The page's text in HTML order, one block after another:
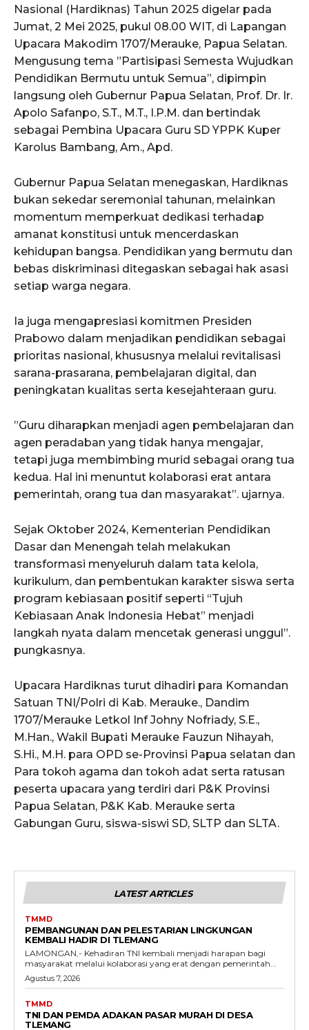
Nasional (Hardiknas) Tahun 2025 digelar pada
Jumat, 2 Mei 2025, pukul 08.00 WIT, di Lapangan
Upacara Makodim 1707/Merauke, Papua Selatan.
Mengusung tema ”Partisipasi Semesta Wujudkan
Pendidikan Bermutu untuk Semua”, dipimpin
langsung oleh Gubernur Papua Selatan, Prof. Dr. Ir.
Apolo Safanpo, S.T., M.T., I.P.M. dan bertindak
sebagai Pembina Upacara Guru SD YPPK Kuper
Karolus Bambang, Am., Apd.
Gubernur Papua Selatan menegaskan, Hardiknas
bukan sekedar seremonial tahunan, melainkan
momentum memperkuat dedikasi terhadap
amanat konstitusi untuk mencerdaskan
kehidupan bangsa. Pendidikan yang bermutu dan
bebas diskriminasi ditegaskan sebagai hak asasi
setiap warga negara.
Ia juga mengapresiasi komitmen Presiden
Prabowo dalam menjadikan pendidikan sebagai
prioritas nasional, khususnya melalui revitalisasi
sarana-prasarana, pembelajaran digital, dan
peningkatan kualitas serta kesejahteraan guru.
”Guru diharapkan menjadi agen pembelajaran dan
agen peradaban yang tidak hanya mengajar,
tetapi juga membimbing murid sebagai orang tua
kedua. Hal ini menuntut kolaborasi erat antara
pemerintah, orang tua dan masyarakat”. ujarnya.
Sejak Oktober 2024, Kementerian Pendidikan
Dasar dan Menengah telah melakukan
transformasi menyeluruh dalam tata kelola,
kurikulum, dan pembentukan karakter siswa serta
program kebiasaan positif seperti “Tujuh
Kebiasaan Anak Indonesia Hebat” menjadi
langkah nyata dalam mencetak generasi unggul”.
pungkasnya.
Upacara Hardiknas turut dihadiri para Komandan
Satuan TNI/Polri di Kab. Merauke., Dandim
1707/Merauke Letkol Inf Johny Nofriady, S.E.,
M.Han., Wakil Bupati Merauke Fauzun Nihayah,
S.Hi., M.H. para OPD se-Provinsi Papua selatan dan
Para tokoh agama dan tokoh adat serta ratusan
peserta upacara yang terdiri dari P&K Provinsi
Papua Selatan, P&K Kab. Merauke serta
Gabungan Guru, siswa-siswi SD, SLTP dan SLTA.
LATEST ARTICLES
TMMD
PEMBANGUNAN DAN PELESTARIAN LINGKUNGAN
KEMBALI HADIR DI TLEMANG
LAMONGAN,- Kehadiran TNI kembali menjadi harapan bagi
masyarakat melalui kolaborasi yang erat dengan pemerintah...
Agustus 7, 2026
TMMD
TNI DAN PEMDA ADAKAN PASAR MURAH DI DESA
TLEMANG